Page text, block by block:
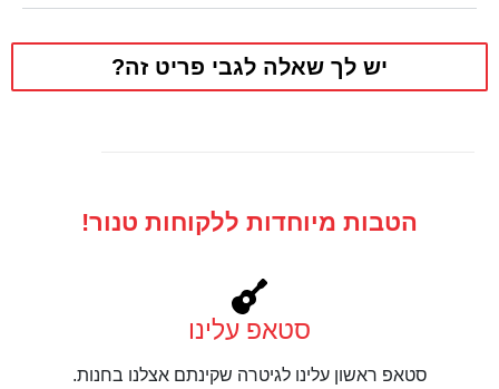
יש לך שאלה לגבי פריט זה?
הטבות מיוחדות ללקוחות טנור!
סטאפ עלינו
סטאפ ראשון עלינו לגיטרה שקינתם אצלנו בחנות.